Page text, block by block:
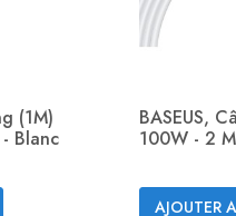
(1M)
Blanc
BASEUS,
100W - 2
AJOUTER